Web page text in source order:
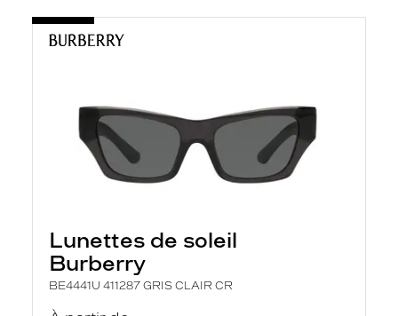
Lunettes de soleil
Burberry
BE4441U 411287 GRIS CLAIR CR